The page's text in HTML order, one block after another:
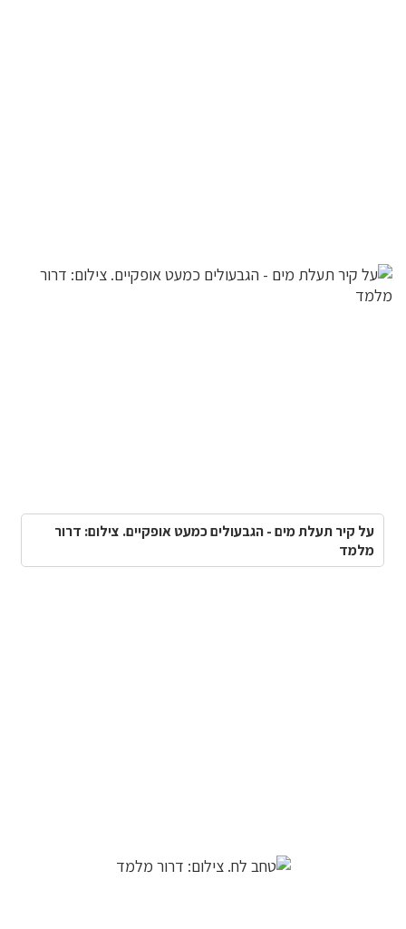
על קיר תעלת מים - הגבעולים כמעט אופקיים. צילום: דרור
מלמד